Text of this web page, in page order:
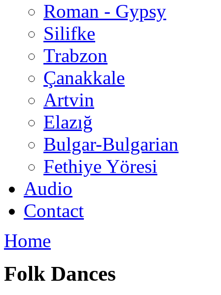
Roman - Gypsy
Silifke
Trabzon
Çanakkale
Artvin
Elazığ
Bulgar-Bulgarian
Fethiye Yöresi
Audio
Contact
Home
Folk Dances